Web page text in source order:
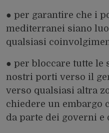
● per garantire che i
mediterranei siano
qualsiasi
● per bloccare tutte
nostri porti verso il
verso qualsiasi altra
chiedere un embargo
da parte dei governi